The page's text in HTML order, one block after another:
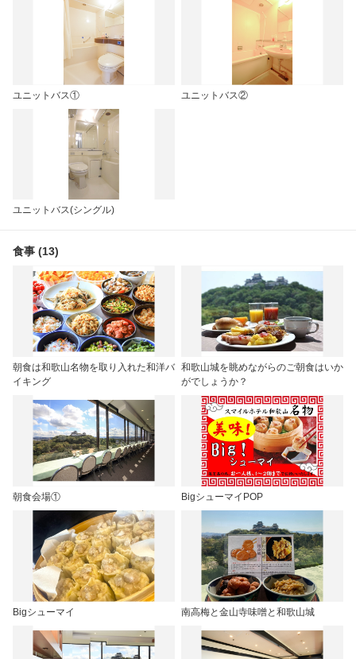
ユニットバス① ユニットバス②
ユニットバス(シングル)
食事 (13)
朝食は和歌山名物を取り入れた和洋バ
イキング
和歌山城を眺めながらのご朝食はいか
がでしょうか？
朝食会場① BigシューマイPOP
Bigシューマイ 南高梅と金山寺味噌と和歌山城